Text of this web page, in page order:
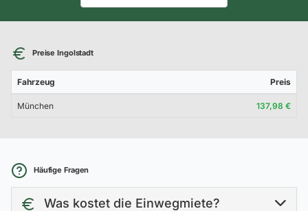
Preise Ingolstadt
Fahrzeug Preis
München 137,98 €
Häufige Fragen
Was kostet die Einwegmiete?